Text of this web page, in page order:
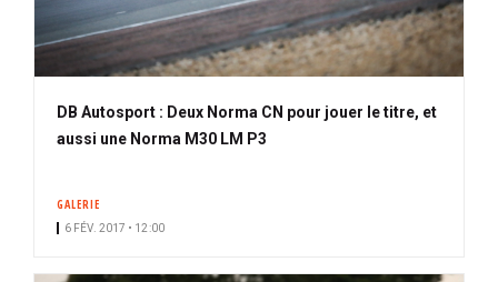
DB Autosport : Deux Norma CN pour jouer le titre, et
aussi une Norma M30 LM P3
GALERIE
6 FÉV. 2017 • 12:00